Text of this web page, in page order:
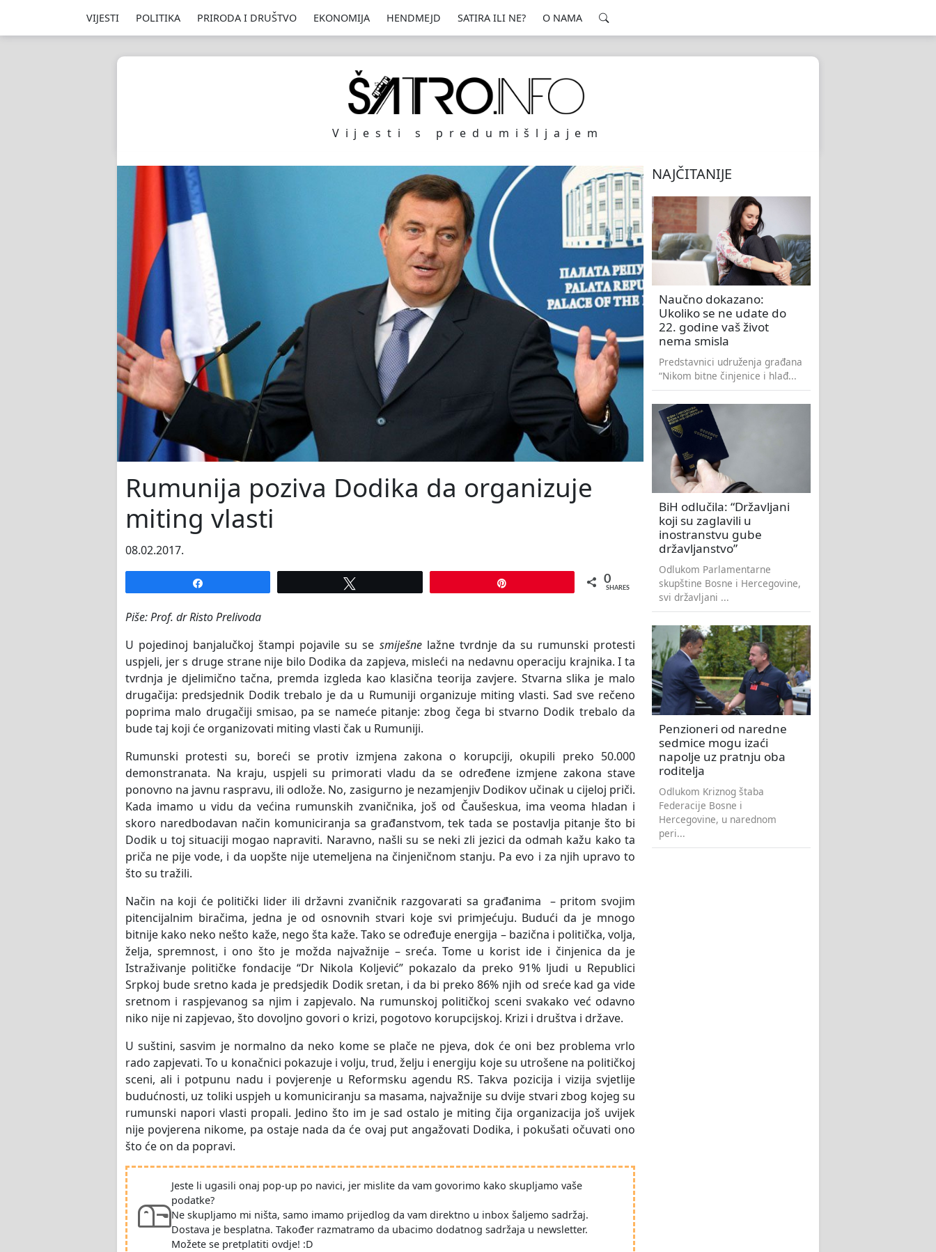
VIJESTI POLITIKA PRIRODA I DRUŠTVO EKONOMIJA HENDMEJD SATIRA ILI NE? O NAMA
Vijesti s predumišljajem
Rumunija poziva Dodika da organizuje
miting vlasti
08.02.2017.
0
SHARES
Piše: Prof. dr Risto Prelivoda
U pojedinoj banjalučkoj štampi pojavile su se smiješne lažne tvrdnje da su rumunski protesti
uspjeli, jer s druge strane nije bilo Dodika da zapjeva, misleći na nedavnu operaciju krajnika. I ta
tvrdnja je djelimično tačna, premda izgleda kao klasična teorija zavjere. Stvarna slika je malo
drugačija: predsjednik Dodik trebalo je da u Rumuniji organizuje miting vlasti. Sad sve rečeno
poprima malo drugačiji smisao, pa se nameće pitanje: zbog čega bi stvarno Dodik trebalo da
bude taj koji će organizovati miting vlasti čak u Rumuniji.
Rumunski protesti su, boreći se protiv izmjena zakona o korupciji, okupili preko 50.000
demonstranata. Na kraju, uspjeli su primorati vladu da se određene izmjene zakona stave
ponovno na javnu raspravu, ili odlože. No, zasigurno je nezamjenjiv Dodikov učinak u cijeloj priči.
Kada imamo u vidu da većina rumunskih zvaničnika, još od Čaušeskua, ima veoma hladan i
skoro naredbodavan način komuniciranja sa građanstvom, tek tada se postavlja pitanje što bi
Dodik u toj situaciji mogao napraviti. Naravno, našli su se neki zli jezici da odmah kažu kako ta
priča ne pije vode, i da uopšte nije utemeljena na činjeničnom stanju. Pa evo i za njih upravo to
što su tražili.
Način na koji će politički lider ili državni zvaničnik razgovarati sa građanima – pritom svojim
pitencijalnim biračima, jedna je od osnovnih stvari koje svi primjećuju. Budući da je mnogo
bitnije kako neko nešto kaže, nego šta kaže. Tako se određuje energija – bazična i politička, volja,
želja, spremnost, i ono što je možda najvažnije – sreća. Tome u korist ide i činjenica da je
Istraživanje političke fondacije “Dr Nikola Koljević” pokazalo da preko 91% ljudi u Republici
Srpkoj bude sretno kada je predsjedik Dodik sretan, i da bi preko 86% njih od sreće kad ga vide
sretnom i raspjevanog sa njim i zapjevalo. Na rumunskoj političkoj sceni svakako već odavno
niko nije ni zapjevao, što dovoljno govori o krizi, pogotovo korupcijskoj. Krizi i društva i države.
U suštini, sasvim je normalno da neko kome se plače ne pjeva, dok će oni bez problema vrlo
rado zapjevati. To u konačnici pokazuje i volju, trud, želju i energiju koje su utrošene na političkoj
sceni, ali i potpunu nadu i povjerenje u Reformsku agendu RS. Takva pozicija i vizija svjetlije
budućnosti, uz toliki uspjeh u komuniciranju sa masama, najvažnije su dvije stvari zbog kojeg su
rumunski napori vlasti propali. Jedino što im je sad ostalo je miting čija organizacija još uvijek
nije povjerena nikome, pa ostaje nada da će ovaj put angažovati Dodika, i pokušati očuvati ono
što će on da popravi.
Jeste li ugasili onaj pop-up po navici, jer mislite da vam govorimo kako skupljamo vaše
podatke?
Ne skupljamo mi ništa, samo imamo prijedlog da vam direktno u inbox šaljemo sadržaj.
Dostava je besplatna. Također razmatramo da ubacimo dodatnog sadržaja u newsletter.
Možete se pretplatiti ovdje! :D
NAJČITANIJE
Naučno dokazano:
Ukoliko se ne udate do
22. godine vaš život
nema smisla
Predstavnici udruženja građana
“Nikom bitne činjenice i hlađ...
BiH odlučila: “Državljani
koji su zaglavili u
inostranstvu gube
državljanstvo”
Odlukom Parlamentarne
skupštine Bosne i Hercegovine,
svi državljani ...
Penzioneri od naredne
sedmice mogu izaći
napolje uz pratnju oba
roditelja
Odlukom Kriznog štaba
Federacije Bosne i
Hercegovine, u narednom
peri...